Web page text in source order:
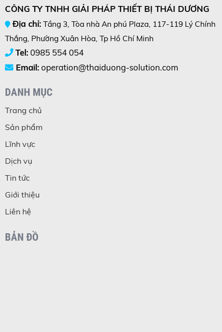
CÔNG TY TNHH GIẢI PHÁP THIẾT BỊ THÁI DƯƠNG
Địa chỉ: Tầng 3, Tòa nhà An phú Plaza, 117-119 Lý Chính
Thắng, Phường Xuân Hòa, Tp Hồ Chí Minh
Tel:0985 554 054
Email:operation@thaiduong-solution.com
DANH MỤC
Trang chủ
Sản phẩm
Lĩnh vực
Dịch vụ
Tin tức
Giới thiệu
Liên hệ
BẢN ĐỒ